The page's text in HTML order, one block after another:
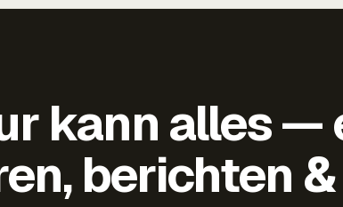
kann alles —
berichten